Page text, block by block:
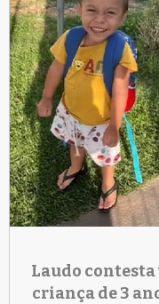
Laudo contesta
criança de 3